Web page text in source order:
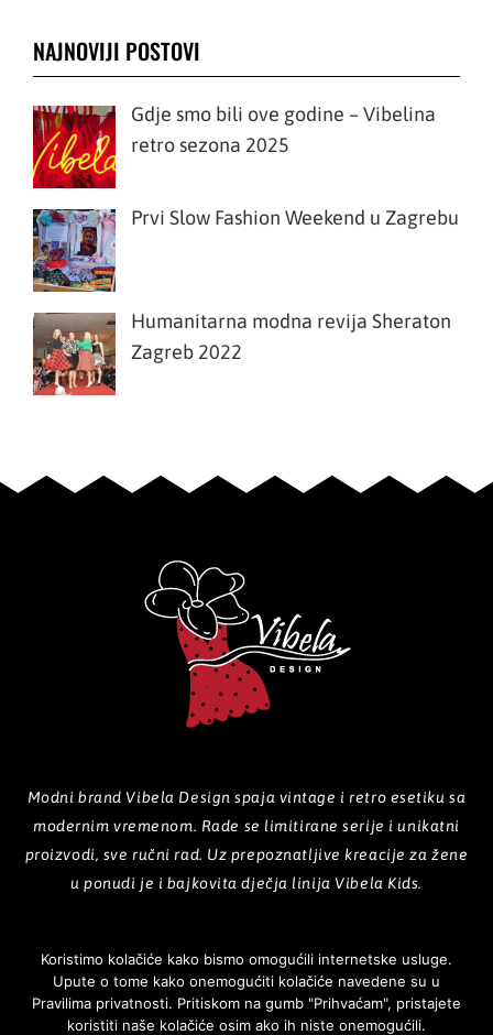
NAJNOVIJI POSTOVI
Gdje smo bili ove godine – Vibelina
retro sezona 2025
Prvi Slow Fashion Weekend u Zagrebu
Humanitarna modna revija Sheraton
Zagreb 2022
Modni brand Vibela Design spaja vintage i retro esetiku sa
modernim vremenom. Rade se limitirane serije i unikatni
proizvodi, sve ručni rad. Uz prepoznatljive kreacije za žene
u ponudi je i bajkovita dječja linija Vibela Kids.
POČETNA O NAMA PROIZVODI GALERIJA
KOLEKCIJE
Koristimo kolačiće kako bismo omogućili internetske usluge.
Upute o tome kako onemogućiti kolačiće navedene su u
Pravilima privatnosti. Pritiskom na gumb "Prihvaćam", pristajete
koristiti naše kolačiće osim ako ih niste onemogućili.